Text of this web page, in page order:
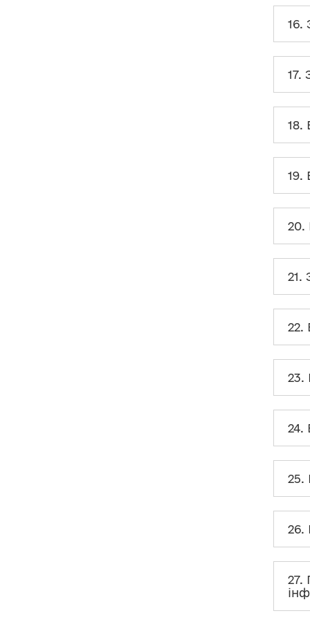
16.
17.
18.
19.
20.
21.
22.
23.
24.
25.
26.
27.